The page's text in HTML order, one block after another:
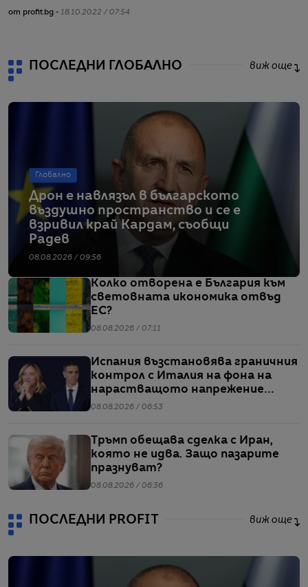
от profit.bg - 18.10.2022 / 07:54
ПОСЛЕДНИ ГЛОБАЛНО виж още
Глобално
Дрон е навлязъл в българското
въздушно пространство и се е
взривил край Кардам, съобщи
Радев
08.08.2026 / 09:56
Колко отворена е България към
световната икономика отвъд
ЕС?
08.08.2026 / 07:11
Испания възстановява граничния
контрол с Италия на фона на
нарастващото напрежение
заради мигрантите
08.08.2026 / 06:53
Тръмп обещава сделка с Иран,
която не идва. Защо пазарите
празнуват?
08.08.2026 / 06:36
ПОСЛЕДНИ PROFIT виж още